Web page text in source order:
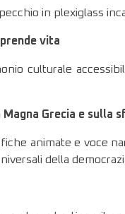
in plexiglass
vita
culturale
Grecia e sulla
animate e voce
della